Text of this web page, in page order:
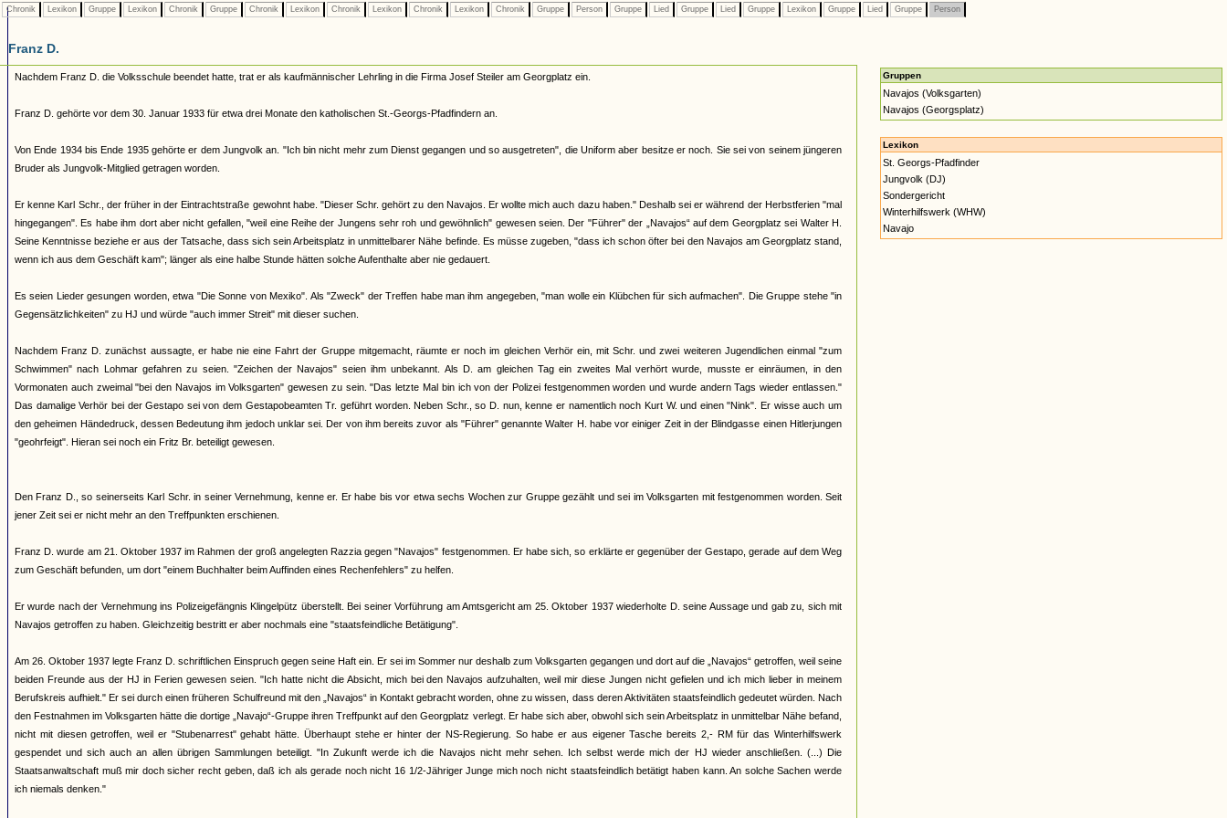
Chronik Lexikon Gruppe Lexikon Chronik Gruppe Chronik Lexikon Chronik Lexikon Chronik Lexikon Chronik Gruppe Person Gruppe Lied Gruppe Lied Gruppe Lexikon Gruppe Lied Gruppe Person
Franz D.
Nachdem Franz D. die Volksschule beendet hatte, trat er als kaufmännischer Lehrling in die Firma Josef Steiler am Georgplatz ein.
Franz D. gehörte vor dem 30. Januar 1933 für etwa drei Monate den katholischen St.-Georgs-Pfadfindern an.
Von Ende 1934 bis Ende 1935 gehörte er dem Jungvolk an. "Ich bin nicht mehr zum Dienst gegangen und so ausgetreten", die Uniform aber besitze er noch. Sie sei von seinem jüngeren
Bruder als Jungvolk-Mitglied getragen worden.
Er kenne Karl Schr., der früher in der Eintrachtstraße gewohnt habe. "Dieser Schr. gehört zu den Navajos. Er wollte mich auch dazu haben." Deshalb sei er während der Herbstferien "mal
hingegangen". Es habe ihm dort aber nicht gefallen, "weil eine Reihe der Jungens sehr roh und gewöhnlich" gewesen seien. Der "Führer" der „Navajos“ auf dem Georgplatz sei Walter H.
Seine Kenntnisse beziehe er aus der Tatsache, dass sich sein Arbeitsplatz in unmittelbarer Nähe befinde. Es müsse zugeben, "dass ich schon öfter bei den Navajos am Georgplatz stand,
wenn ich aus dem Geschäft kam"; länger als eine halbe Stunde hätten solche Aufenthalte aber nie gedauert.
Es seien Lieder gesungen worden, etwa "Die Sonne von Mexiko". Als "Zweck" der Treffen habe man ihm angegeben, "man wolle ein Klübchen für sich aufmachen". Die Gruppe stehe "in
Gegensätzlichkeiten" zu HJ und würde "auch immer Streit" mit dieser suchen.
Nachdem Franz D. zunächst aussagte, er habe nie eine Fahrt der Gruppe mitgemacht, räumte er noch im gleichen Verhör ein, mit Schr. und zwei weiteren Jugendlichen einmal "zum
Schwimmen" nach Lohmar gefahren zu seien. "Zeichen der Navajos" seien ihm unbekannt. Als D. am gleichen Tag ein zweites Mal verhört wurde, musste er einräumen, in den
Vormonaten auch zweimal "bei den Navajos im Volksgarten" gewesen zu sein. "Das letzte Mal bin ich von der Polizei festgenommen worden und wurde andern Tags wieder entlassen."
Das damalige Verhör bei der Gestapo sei von dem Gestapobeamten Tr. geführt worden. Neben Schr., so D. nun, kenne er namentlich noch Kurt W. und einen "Nink". Er wisse auch um
den geheimen Händedruck, dessen Bedeutung ihm jedoch unklar sei. Der von ihm bereits zuvor als "Führer" genannte Walter H. habe vor einiger Zeit in der Blindgasse einen Hitlerjungen
"geohrfeigt". Hieran sei noch ein Fritz Br. beteiligt gewesen.
Den Franz D., so seinerseits Karl Schr. in seiner Vernehmung, kenne er. Er habe bis vor etwa sechs Wochen zur Gruppe gezählt und sei im Volksgarten mit festgenommen worden. Seit
jener Zeit sei er nicht mehr an den Treffpunkten erschienen.
Franz D. wurde am 21. Oktober 1937 im Rahmen der groß angelegten Razzia gegen "Navajos" festgenommen. Er habe sich, so erklärte er gegenüber der Gestapo, gerade auf dem Weg
zum Geschäft befunden, um dort "einem Buchhalter beim Auffinden eines Rechenfehlers" zu helfen.
Er wurde nach der Vernehmung ins Polizeigefängnis Klingelpütz überstellt. Bei seiner Vorführung am Amtsgericht am 25. Oktober 1937 wiederholte D. seine Aussage und gab zu, sich mit
Navajos getroffen zu haben. Gleichzeitig bestritt er aber nochmals eine "staatsfeindliche Betätigung".
Am 26. Oktober 1937 legte Franz D. schriftlichen Einspruch gegen seine Haft ein. Er sei im Sommer nur deshalb zum Volksgarten gegangen und dort auf die „Navajos“ getroffen, weil seine
beiden Freunde aus der HJ in Ferien gewesen seien. "Ich hatte nicht die Absicht, mich bei den Navajos aufzuhalten, weil mir diese Jungen nicht gefielen und ich mich lieber in meinem
Berufskreis aufhielt." Er sei durch einen früheren Schulfreund mit den „Navajos“ in Kontakt gebracht worden, ohne zu wissen, dass deren Aktivitäten staatsfeindlich gedeutet würden. Nach
den Festnahmen im Volksgarten hätte die dortige „Navajo“-Gruppe ihren Treffpunkt auf den Georgplatz verlegt. Er habe sich aber, obwohl sich sein Arbeitsplatz in unmittelbar Nähe befand,
nicht mit diesen getroffen, weil er "Stubenarrest" gehabt hätte. Überhaupt stehe er hinter der NS-Regierung. So habe er aus eigener Tasche bereits 2,- RM für das Winterhilfswerk
gespendet und sich auch an allen übrigen Sammlungen beteiligt. "In Zukunft werde ich die Navajos nicht mehr sehen. Ich selbst werde mich der HJ wieder anschließen. (...) Die
Staatsanwaltschaft muß mir doch sicher recht geben, daß ich als gerade noch nicht 16 1/2-Jähriger Junge mich noch nicht staatsfeindlich betätigt haben kann. An solche Sachen werde
ich niemals denken."
Gruppen
Navajos (Volksgarten)
Navajos (Georgsplatz)
Lexikon
St. Georgs-Pfadfinder
Jungvolk (DJ)
Sondergericht
Winterhilfswerk (WHW)
Navajo